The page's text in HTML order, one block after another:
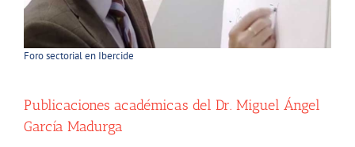
Foro sectorial en Ibercide
Publicaciones académicas del Dr. Miguel Ángel
García Madurga